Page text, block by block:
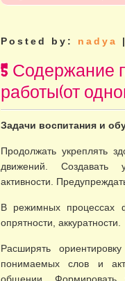
Posted by: nadya
5 Содержание
работы(от
Задачи воспитания и
Продолжать укреплять
движений. Создавать
активности.
В режимных процессах
опрятности, аккуратности.
Расширять
понимаемых слов и